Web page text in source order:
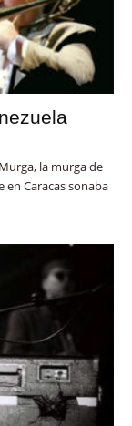
la murga de
en Caracas sonaba